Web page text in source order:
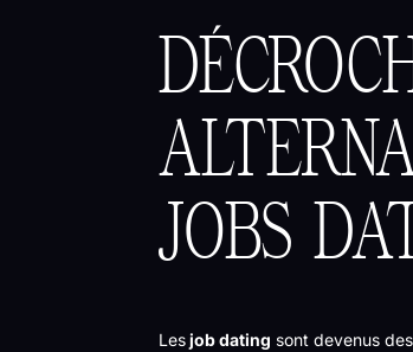
JOBS
Lesjob dating sont devenus